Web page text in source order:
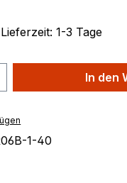
1-3 Tage
Gib denIn den
1-40